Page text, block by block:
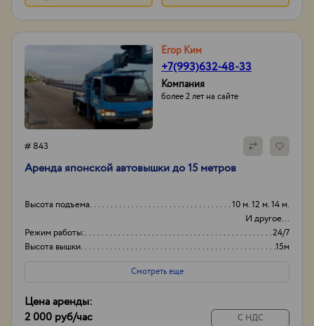
Егор Ким
+7(993)632-48-33
Компания
более 2 лет на сайте
# 843
Аpенда японской aвтовышки дo 15 метрoв
Высота подъема
10 м. 12 м. 14 м.
И другое...
Режим работы:
24/7
Высота вышки
15м
Вид
Японские
Смотреть еще
Цена аренды:
2 000 руб/час
С НДС